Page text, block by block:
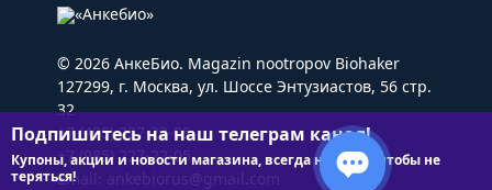
© 2026 АнкеБио. Magazin nootropov Biohaker
127299, г. Москва, ул. Шоссе Энтузиастов, 56 стр.
32
+7 (495) 227-22-05
+7 (985) 227-22-05
Email: ankebiorus@gmail.com
Подпишитесь на наш телеграм канал!
Купоны, акции и новости магазина, всегда на связи чтобы не
теряться!